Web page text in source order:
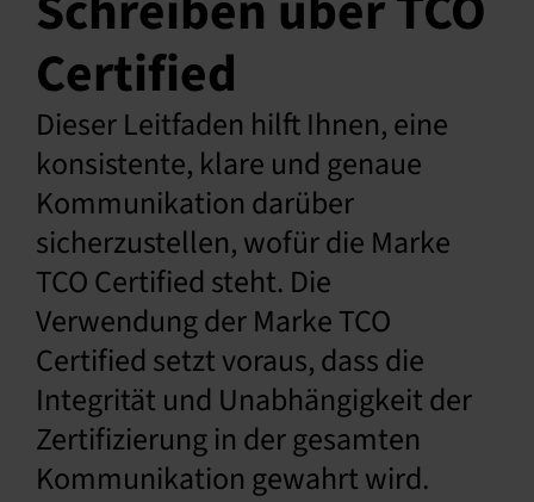
Kontakt
Newsletter
FAQ
Mein Konto
Suche
Deutsch
Certified
Dieser Leitfaden hilft Ihnen, eine
konsistente, klare und genaue
Kommunikation darüber
sicherzustellen, wofür die Marke
TCO Certified steht. Die
Verwendung der Marke TCO
Certified setzt voraus, dass die
Integrität und Unabhängigkeit der
Zertifizierung in der gesamten
Kommunikation gewahrt wird.